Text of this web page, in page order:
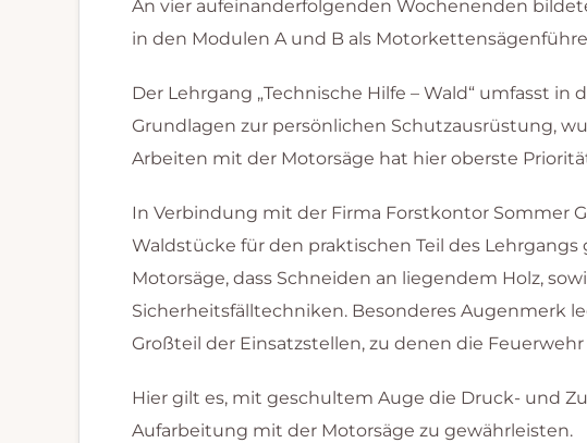
An vier aufeinanderfolgenden Wochenenden
in den Modulen A und B als
Der Lehrgang „Technische Hilfe – Wald“ umfasst
Grundlagen zur persönlichen Schutzausrüstung,
Arbeiten mit der Motorsäge hat hier oberste
In Verbindung mit der Firma Forstkontor Sommer
Waldstücke für den praktischen Teil des
Motorsäge, dass Schneiden an liegendem Holz,
Sicherheitsfälltechniken. Besonderes Augenmerk
Großteil der Einsatzstellen, zu denen die
Hier gilt es, mit geschultem Auge die Druck- und
Aufarbeitung mit der Motorsäge zu gewährleisten.